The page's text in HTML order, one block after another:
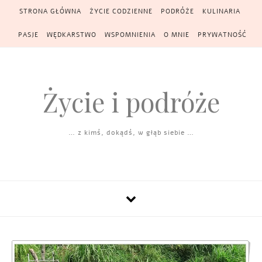
Skip to content
STRONA GŁÓWNA ŻYCIE CODZIENNE PODRÓŻE KULINARIA
PASJE WĘDKARSTWO WSPOMNIENIA O MNIE PRYWATNOŚĆ
Życie i podróże
… z kimś, dokądś, w głąb siebie …